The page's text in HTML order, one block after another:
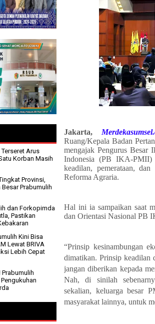
Jakarta,
Ruang/Kepala Badan
mengajak Pengurus Besar
Indonesia (PB IKA-PMII)
keadilan, pemerataan,
Reforma Agraria.
Hal ini ia sampaikan saat
dan Orientasi Nasional PB
“Prinsip kesinambungan
dimatikan. Prinsip keadilan
jangan diberikan kepada
Nah, di sinilah
sekalian, keluarga besar
masyarakat lainnya, untuk
Terseret Arus
Korban Masih
Provinsi,
Prabumulih
dan Forkopimda
Pastikan
Kini Bisa
Lewat BRIVA
Lebih Cepat
Prabumulih